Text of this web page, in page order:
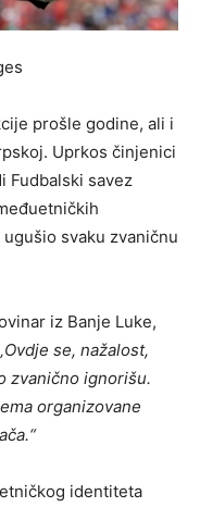
prošle godine, ali i
Uprkos činjenici
Fudbalski savez
svaku zvaničnu
iz Banje Luke,
se, nažalost,
zvanično ignorišu.
organizovane
identiteta